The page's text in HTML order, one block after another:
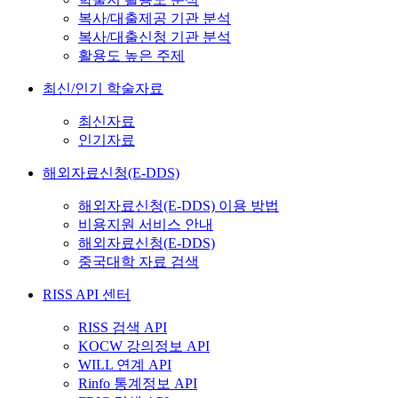
복사/대출제공 기관 분석
복사/대출신청 기관 분석
활용도 높은 주제
최신/인기 학술자료
최신자료
인기자료
해외자료신청(E-DDS)
해외자료신청(E-DDS) 이용 방법
비용지원 서비스 안내
해외자료신청(E-DDS)
중국대학 자료 검색
RISS API 센터
RISS 검색 API
KOCW 강의정보 API
WILL 연계 API
Rinfo 통계정보 API